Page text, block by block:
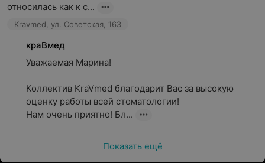
относилась как к с...
Kravmed, ул. Советская, 163
краВмед
Уважаемая Марина!
Коллектив KraVmed благодарит Вас за высокую
оценку работы всей стоматологии!
Нам очень приятно! Бл...
Показать ещё